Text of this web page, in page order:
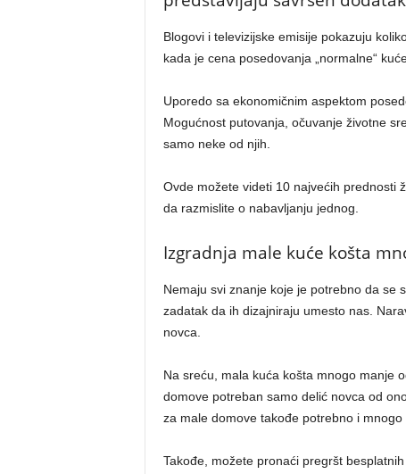
Blogovi i televizijske emisije pokazuju
kada je cena posedovanja „normalne“
Uporedo sa ekonomičnim aspektom
Mogućnost putovanja, očuvanje životne
samo neke od njih.
Ovde možete videti 10 najvećih prednosti
da razmislite o nabavljanju jednog.
Izgradnja male kuće košta
Nemaju svi znanje koje je potrebno da se
zadatak da ih dizajniraju umesto nas.
novca.
Na sreću, mala kuća košta mnogo manje
domove potreban samo delić novca od
za male domove takođe potrebno i mnogo
Takođe, možete pronaći pregršt